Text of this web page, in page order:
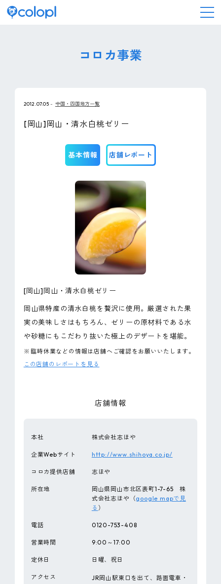
コロカ事業
2012.07.05 中国・四国地方一覧
[岡山]岡山・清水白桃ゼリー
基本情報 店舗レポート
[岡山]岡山・清水白桃ゼリー
岡山県特産の清水白桃を贅沢に使用。厳選された果
実の美味しさはもちろん、ゼリーの原材料である水
や砂糖にもこだわり抜いた極上のデザートを堪能。
※ 臨時休業などの情報は店舗へご確認をお願いいたします。
この店舗のレポートを見る
店舗情報
本社 株式会社志ほや
企業Webサイト http://www.shihoya.co.jp/
コロカ提供店舗 志ほや
所在地
岡山県岡山市北区表町1-7-65 株
式会社志ほや（google mapで見
る ）
電話 0120-753-408
営業時間 9:00～17:00
定休日 日曜、祝日
アクセス
JR岡山駅東口を出て、路面電車・